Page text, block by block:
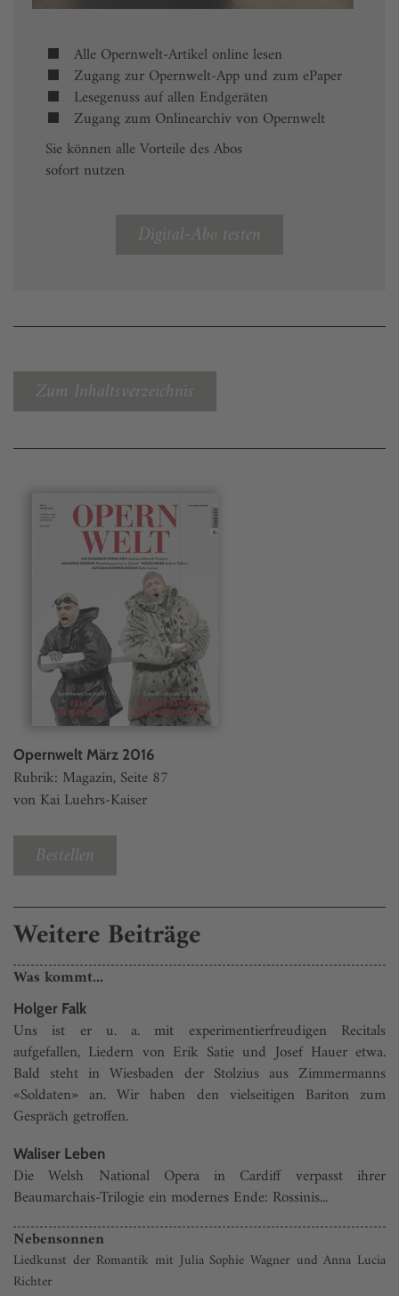
Alle Opernwelt-Artikel online lesen
Zugang zur Opernwelt-App und zum ePaper
Lesegenuss auf allen Endgeräten
Zugang zum Onlinearchiv von Opernwelt
Sie können alle Vorteile des Abos
sofort nutzen
Digital-Abo testen
Zum Inhaltsverzeichnis
Opernwelt März 2016
Rubrik: Magazin, Seite 87
von Kai Luehrs-Kaiser
Bestellen
Weitere Beiträge
Was kommt...
Holger Falk
Uns ist er u. a. mit experimentierfreudigen Recitals
aufgefallen, Liedern von Erik Satie und Josef Hauer etwa.
Bald steht in Wiesbaden der Stolzius aus Zimmermanns
«Soldaten» an. Wir haben den vielseitigen Bariton zum
Gespräch getroffen.
Waliser Leben
Die Welsh National Opera in Cardiff verpasst ihrer
Beaumarchais-Trilogie ein modernes Ende: Rossinis...
Nebensonnen
Liedkunst der Romantik mit Julia Sophie Wagner und Anna Lucia
Richter